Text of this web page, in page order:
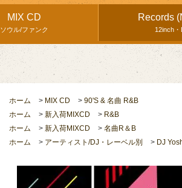
MIX CD
ソウル/ファンク
Records
12inch・
ホーム > MIX CD > 90'S & 名曲 R&B
ホーム
> 新入荷MIXCD > R&B
ホーム
> 新入荷MIXCD > 名曲R＆B
ホーム
> アーティスト/DJ・レーベル別 > DJ